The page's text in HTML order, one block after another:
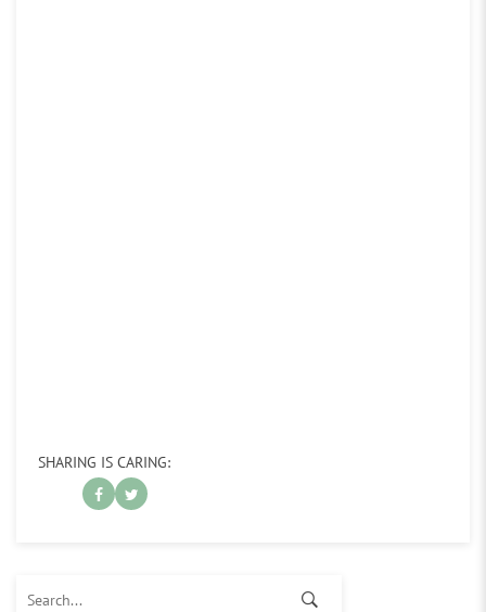
SHARING IS CARING: